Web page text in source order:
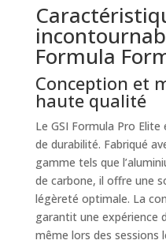
Formula
Conception et
haute qualité
Le GSI Formula Pro
de durabilité. Fabriqué
gamme tels que
de carbone, il offre une
légèreté optimale. La
garantit une expérience
même lors des sessions